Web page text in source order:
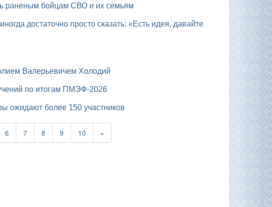
раненым бойцам СВО и их семьям
Валерьевичем Холодий
по итогам ПМЭФ-2026
ожидают более 150 участников
6 7 8 9 10 »